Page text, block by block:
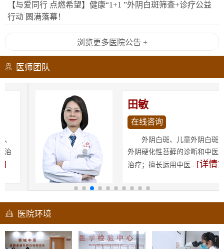
【与爱同行 点燃希望】健康“1+1 ”外阴白斑筛查+诊疗公益
行动 圆满落幕！
浏览更多医院公告 +
医师团队
在线咨询
外阴白斑、儿童外阴白斑、
外阴硬化性苔藓的诊断和中医药
治疗；擅长运用中医...[详情]
医院环境